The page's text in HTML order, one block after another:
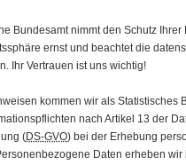
Bundesamt nimmt den Schutz Ihrer
ernst und beachtet die
Ihr Vertrauen ist uns wichtig!
kommen wir als Statistisches
nach Artikel 13 der
(DS-GVO) bei der Erhebung
Daten erheben wir